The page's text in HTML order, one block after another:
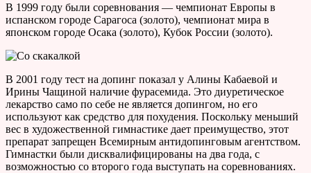
В 1999 году были соревнования — чемпионат Европы в
испанском городе Сарагоса (золото), чемпионат мира в
японском городе Осака (золото), Кубок России (золото).
В 2001 году тест на допинг показал у Алины Кабаевой и
Ирины Чащиной наличие фурасемида. Это диуретическое
лекарство само по себе не является допингом, но его
используют как средство для похудения. Поскольку меньший
вес в художественной гимнастике дает преимущество, этот
препарат запрещен Всемирным антидопинговым агентством.
Гимнастки были дисквалифицированы на два года, с
возможностью со второго года выступать на соревнованиях.